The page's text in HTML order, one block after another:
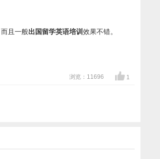
且一般出国留学英语培训效果不错。
浏览：11696 1